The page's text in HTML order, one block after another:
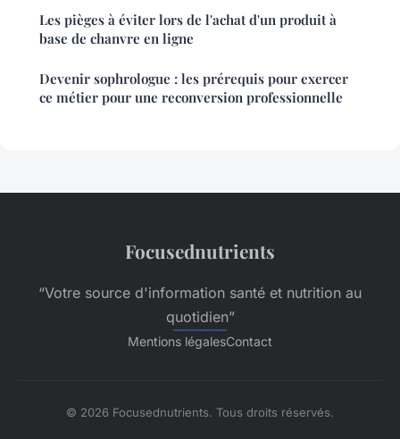
Les pièges à éviter lors de l'achat d'un produit à
base de chanvre en ligne
Devenir sophrologue : les prérequis pour exercer
ce métier pour une reconversion professionnelle
Focusednutrients
“Votre source d'information santé et nutrition au
quotidien”
Mentions légalesContact
© 2026 Focusednutrients. Tous droits réservés.